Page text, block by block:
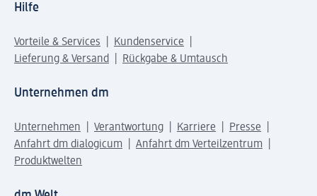
Hilfe
Vorteile & Services
Kundenservice
Lieferung & Versand
Rückgabe & Umtausch
Unternehmen dm
Unternehmen Verantwortung Karriere
Presse
Anfahrt dm dialogicum
Anfahrt dm Verteilzentrum
Produktwelten